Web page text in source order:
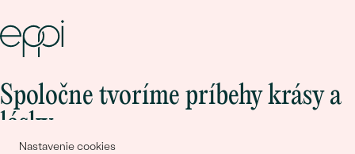
Nastavenie cookies
Spoločne tvoríme príbehy krásy a
lásky